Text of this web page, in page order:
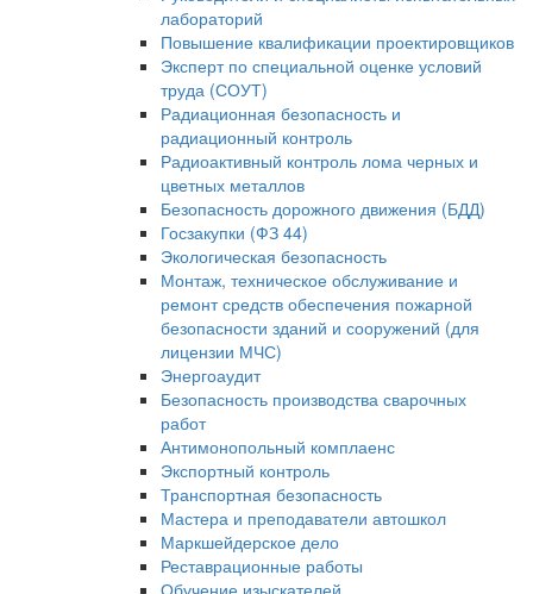
лабораторий
Повышение квалификации проектировщиков
Эксперт по специальной оценке условий
труда (СОУТ)
Радиационная безопасность и
радиационный контроль
Радиоактивный контроль лома черных и
цветных металлов
Безопасность дорожного движения (БДД)
Госзакупки (ФЗ 44)
Экологическая безопасность
Монтаж, техническое обслуживание и
ремонт средств обеспечения пожарной
безопасности зданий и сооружений (для
лицензии МЧС)
Энергоаудит
Безопасность производства сварочных
работ
Антимонопольный комплаенс
Экспортный контроль
Транспортная безопасность
Мастера и преподаватели автошкол
Маркшейдерское дело
Реставрационные работы
Обучение изыскателей